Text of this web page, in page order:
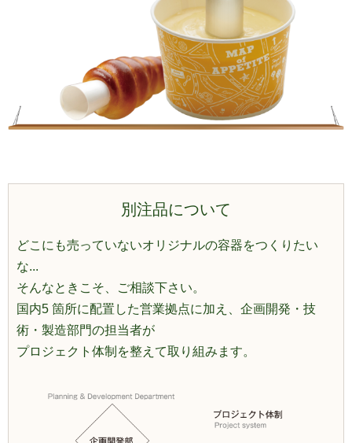
別注品について
どこにも売っていないオリジナルの容器をつくりたい
な...
そんなときこそ、ご相談下さい。
国内5 箇所に配置した営業拠点に加え、企画開発・技
術・製造部門の担当者が
プロジェクト体制を整えて取り組みます。